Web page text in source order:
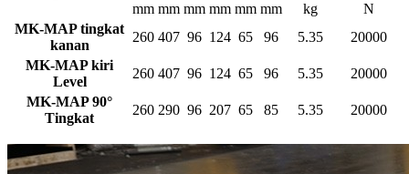
mm mm mm mm mm mm kg
N
MK-MAP tingkat
kanan
260 407 96 124 65 96 5.35
20000
MK-MAP kiri
Level
260 407 96 124 65 96 5.35
20000
MK-MAP 90°
Tingkat
260 290 96 207 65 85 5.35 20000